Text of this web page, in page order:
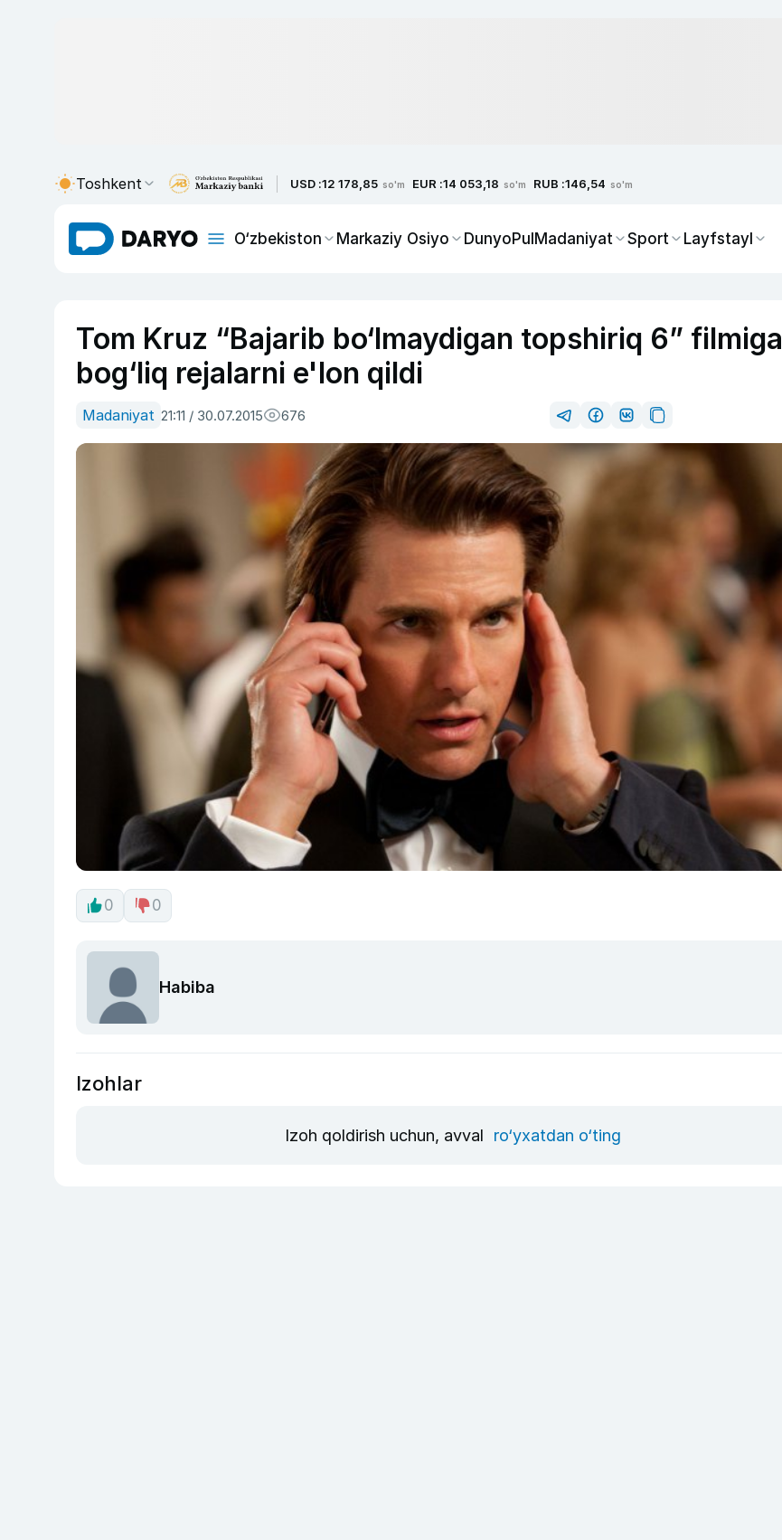
Toshkent USD :12 178,85 so'm EUR :14 053,18 so'm RUB :146,54 so'm
O‘zbekiston Markaziy Osiyo DunyoPulMadaniyat Sport Layfstayl
Tom Kruz “Bajarib bo‘lmaydigan topshiriq 6” filmiga
bog‘liq rejalarni e'lon qildi
Madaniyat 21:11 / 30.07.2015 676
0 0
Habiba
Izohlar
Izoh qoldirish uchun, avval ro‘yxatdan o‘ting